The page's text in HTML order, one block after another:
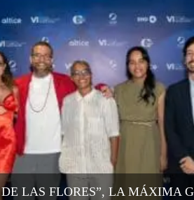
LAS FLORES”, LA MÁXIMA